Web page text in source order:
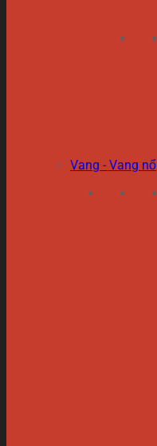
Vang - Vang nổ